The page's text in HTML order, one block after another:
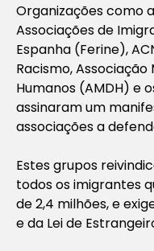
Organizações como
Associações de
Espanha (Ferine),
Racismo,
Humanos (AMDH) e
assinaram um
associações a
Estes grupos
todos os imigrantes
de 2,4 milhões, e
e da Lei de